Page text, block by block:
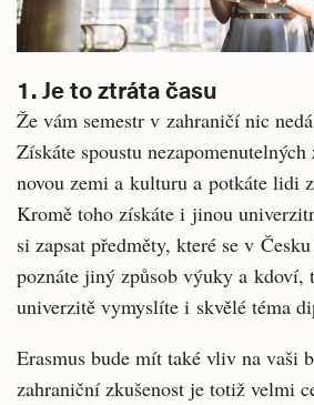
1. Je to ztráta času
Že vám semestr v zahraničí nic
Získáte spoustu
novou zemi a kulturu a potkáte lidi
Kromě toho získáte i jinou
si zapsat předměty, které se v
poznáte jiný způsob výuky a kdoví,
univerzitě vymyslíte i skvělé téma
Erasmus bude mít také vliv na vaši
zahraniční zkušenost je totiž velmi